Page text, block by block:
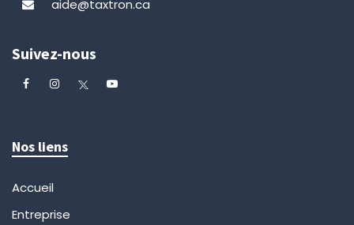
aide@taxtron.ca
Suivez-nous
Nos liens
Accueil
Entreprise